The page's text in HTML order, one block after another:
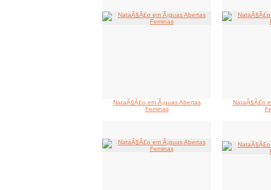
NataÃ§Ã£o em Ã¡guas Abertas
Feminas
NataÃ§Ã£o